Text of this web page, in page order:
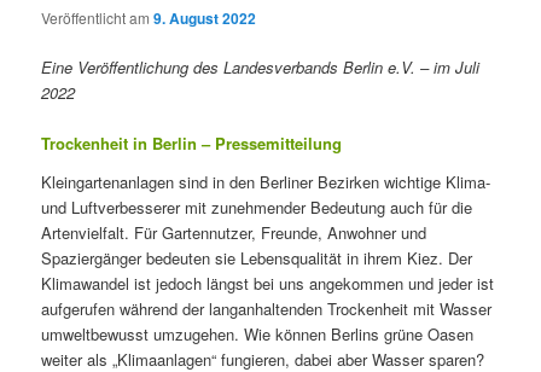
Veröffentlicht am9. August 2022
Eine Veröffentlichung des Landesverbands Berlin e.V. – im Juli
2022
Trockenheit in Berlin – Pressemitteilung
Kleingartenanlagen sind in den Berliner Bezirken wichtige Klima-
und Luftverbesserer mit zunehmender Bedeutung auch für die
Artenvielfalt. Für Gartennutzer, Freunde, Anwohner und
Spaziergänger bedeuten sie Lebensqualität in ihrem Kiez. Der
Klimawandel ist jedoch längst bei uns angekommen und jeder ist
aufgerufen während der langanhaltenden Trockenheit mit Wasser
umweltbewusst umzugehen. Wie können Berlins grüne Oasen
weiter als „Klimaanlagen“ fungieren, dabei aber Wasser sparen?